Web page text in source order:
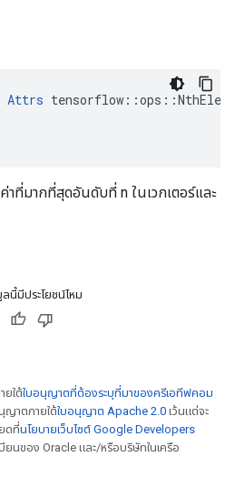
Attrs
าที่มากที่สุดอันดับที่ n ในเวกเตอร์และ
นี้มีประโยชน์ไหม
ยใต้ใบอนุญาตที่ต้องระบุที่มาของครีเอทีฟคอม
ญาตภายใต้ใบอนุญาต Apache 2.0 เว้นแต่จะ
ดที่นโยบายเว็บไซต์ Google Developers
ยนของ Oracle และ/หรือบริษัทในเครือ